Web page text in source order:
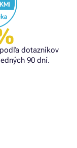
dotazníkov
90 dní.